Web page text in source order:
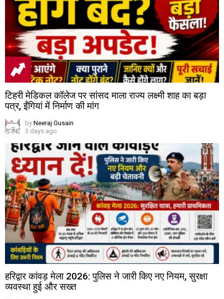
टिहरी मेडिकल कॉलेज पर सांसद माला राज्य लक्ष्मी शाह का बड़ा
पत्र, ईंगियां में निर्माण की मांग
by Neeraj Gusain
3 days ago
हरिद्वार कांवड़ मेला 2026: पुलिस ने जारी किए नए नियम, सुरक्षा
व्यवस्था हुई और सख्त